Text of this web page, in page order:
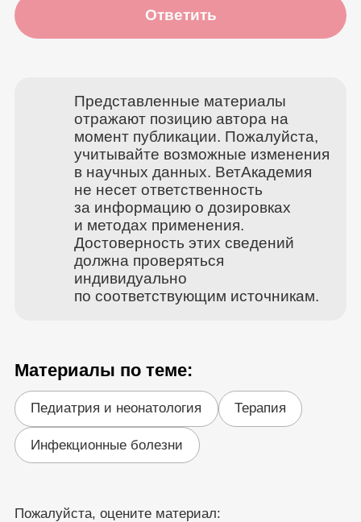
Ответить
Представленные материалы
отражают позицию автора на
момент публикации. Пожалуйста,
учитывайте возможные изменения
в научных данных. ВетАкадемия
не несет ответственность
за информацию о дозировках
и методах применения.
Достоверность этих сведений
должна проверяться
индивидуально
по соответствующим источникам.
Материалы по теме:
Педиатрия и неонатология Терапия
Инфекционные болезни
Пожалуйста, оцените материал: